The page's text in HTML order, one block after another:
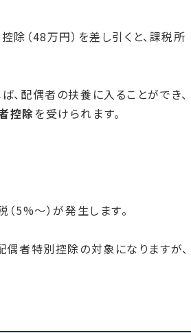
（48万円）を差し引くと、課税所
配偶者の扶養に入ることができ、
控除を受けられます。
5%～）が発生します。
者特別控除の対象になりますが、